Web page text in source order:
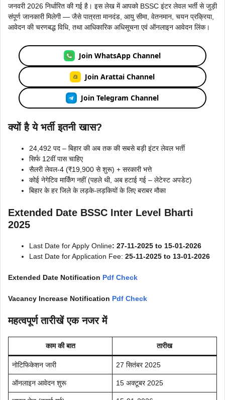
जनवरी 2026 निर्धारित की गई है। इस लेख में आपको BSSC इंटर लेवल भर्ती से जुड़ी
संपूर्ण जानकारी मिलेगी — जैसे पात्रता मानदंड, आयु सीमा, वेतनमान, चयन प्रक्रिया,
आवेदन की चरणबद्ध विधि, तथा आधिकारिक अधिसूचना एवं ऑनलाइन आवेदन लिंक।
Join WhatsApp Channel
Join Arattai Channel
Join Telegram Channel
क्यों है ये भर्ती इतनी खास?
24,492 पद – बिहार की अब तक की सबसे बड़ी इंटर लेवल भर्ती
सिर्फ 12वीं पास चाहिए
सैलरी लेवल-4 (₹19,900 से शुरू) + सरकारी भत्ते
कोई नेगेटिव मार्किंग नहीं (पहले थी, अब हटाई गई – लेटेस्ट अपडेट)
बिहार के हर जिले के लड़के-लड़कियों के लिए बराबर मौका
Extended Date BSSC Inter Level Bharti
2025
Last Date for Apply Online: 27-11-2025 to 15-01-2026
Last Date for Application Fee: 25-11-2025 to 13-01-2026
Extended Date Notification Pdf Check
Vacancy Increase Notification Pdf Check
महत्वपूर्ण तारीखें एक नजर में
काम की बात तारीख
नोटिफिकेशन जारी 27 सितंबर 2025
ऑनलाइन आवेदन शुरू 15 अक्टूबर 2025